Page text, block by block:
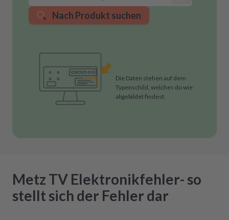
Nach Produkt suchen
Die Daten stehen auf dem
Typenschild, welches du wie
abgebildet findest.
Metz TV Elektronikfehler- so
stellt sich der Fehler dar